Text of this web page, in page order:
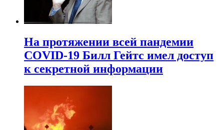
На протяжении всей пандемии
COVID-19 Билл Гейтс имел доступ
к секретной информации